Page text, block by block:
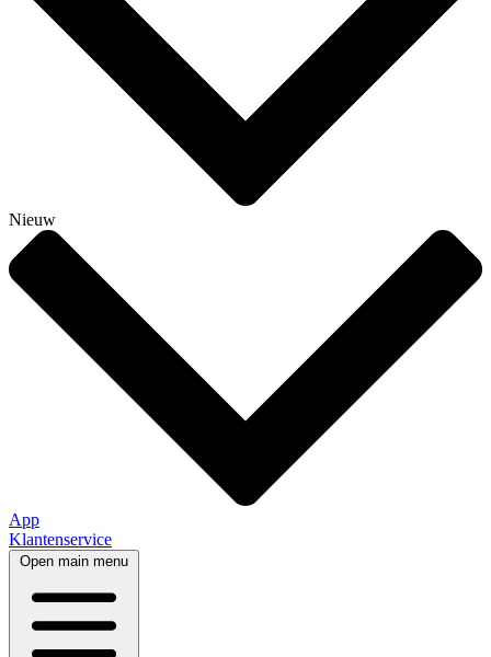
Nieuw
App
Klantenservice
Open main menu